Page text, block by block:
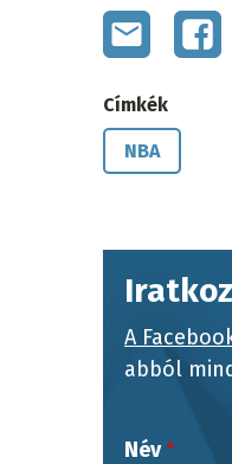
Címkék
NBA
A
abból
Név